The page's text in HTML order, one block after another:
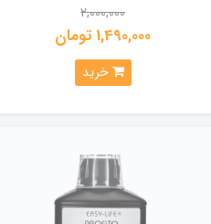
2,000,000
1,490,000 تومان
خرید